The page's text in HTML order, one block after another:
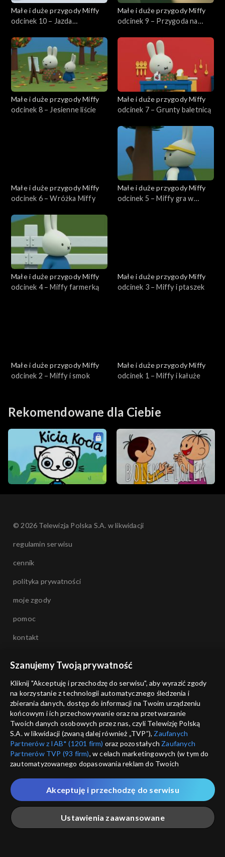
Małe i duże przygody Miffy
odcinek 10 – Jazda
Małe i duże przygody Miffy
odcinek 9 – Przygoda na
Małe i duże przygody Miffy
odcinek 8 – Jesienne liście
Małe i duże przygody Miffy
odcinek 7 – Grunty baletnicą
Małe i duże przygody Miffy
odcinek 6 – Wróżka Miffy
Małe i duże przygody Miffy
odcinek 5 – Miffy gra w
Małe i duże przygody Miffy
odcinek 4 – Miffy farmerką
Małe i duże przygody Miffy
odcinek 3 – Miffy i ptaszek
Małe i duże przygody Miffy
odcinek 2 – Miffy i smok
Małe i duże przygody Miffy
odcinek 1 – Miffy i kałuże
Rekomendowane dla Ciebie
© 2026 Telewizja Polska S.A. w likwidacji
regulamin serwisu
cennik
polityka prywatności
moje zgody
pomoc
kontakt
informacje o dostawcy usług
Szanujemy Twoją prywatność
Kliknij "Akceptuję i przechodzę do serwisu", aby wyrazić zgody
na korzystanie z technologii automatycznego śledzenia i
zbierania danych, dostęp do informacji na Twoim urządzeniu
końcowym i ich przechowywanie oraz na przetwarzanie
Twoich danych osobowych przez nas, czyli Telewizję Polską
S.A. w likwidacji (zwaną dalej również „TVP”), Zaufanych
Partnerów z IAB* (1201 firm) oraz pozostałych Zaufanych
Partnerów TVP (93 firm), w celach marketingowych (w tym do
zautomatyzowanego dopasowania reklam do Twoich
które wskazujemy poniżej, a także zgody na udostępnianie
przez nas identyfikatora PPID do Google.
Twoje dane osobowe zbierane podczas odwiedzania przez
Ciebie naszych
poszczególnych serwisówzwanych dalej
„Portalem”, w tym informacje zapisywane za pomocą
Ustawienia zaawansowane
Akceptuję i przechodzę do serwisu